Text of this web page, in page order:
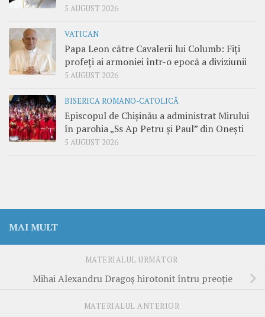
5 AUGUST 2026
VATICAN
Papa Leon către Cavalerii lui Columb: Fiți
profeți ai armoniei într-o epocă a diviziunii
5 AUGUST 2026
BISERICA ROMANO-CATOLICĂ
Episcopul de Chișinău a administrat Mirului
în parohia „Ss Ap Petru și Paul” din Onești
5 AUGUST 2026
MAI MULT
MATERIALUL URMĂTOR
Mihai Alexandru Dragoș hirotonit întru preoție
MATERIALUL ANTERIOR